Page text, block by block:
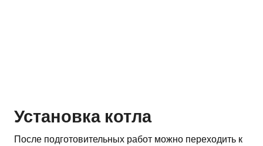
Установка котла
После подготовительных работ можно переходить к